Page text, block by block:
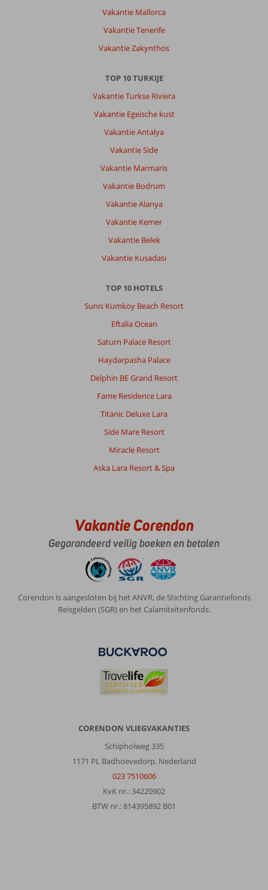
Vakantie Mallorca
Vakantie Tenerife
Vakantie Zakynthos
TOP 10 TURKIJE
Vakantie Turkse Riviera
Vakantie Egeische kust
Vakantie Antalya
Vakantie Side
Vakantie Marmaris
Vakantie Bodrum
Vakantie Alanya
Vakantie Kemer
Vakantie Belek
Vakantie Kusadasi
TOP 10 HOTELS
Sunis Kumkoy Beach Resort
Eftalia Ocean
Saturn Palace Resort
Haydarpasha Palace
Delphin BE Grand Resort
Fame Residence Lara
Titanic Deluxe Lara
Side Mare Resort
Miracle Resort
Aska Lara Resort & Spa
Vakantie Corendon
Gegarandeerd veilig boeken en betalen
Corendon is aangesloten bij het ANVR, de Stichting Garantiefonds
Reisgelden (SGR) en het Calamiteitenfonds.
CORENDON VLIEGVAKANTIES
Schipholweg 335
1171 PL Badhoevedorp, Nederland
023 7510606
KvK nr.: 34220902
BTW nr.: 814395892 B01